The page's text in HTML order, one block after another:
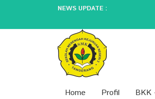
NEWS UPDATE :
Peran Guru
Home Profil BKK